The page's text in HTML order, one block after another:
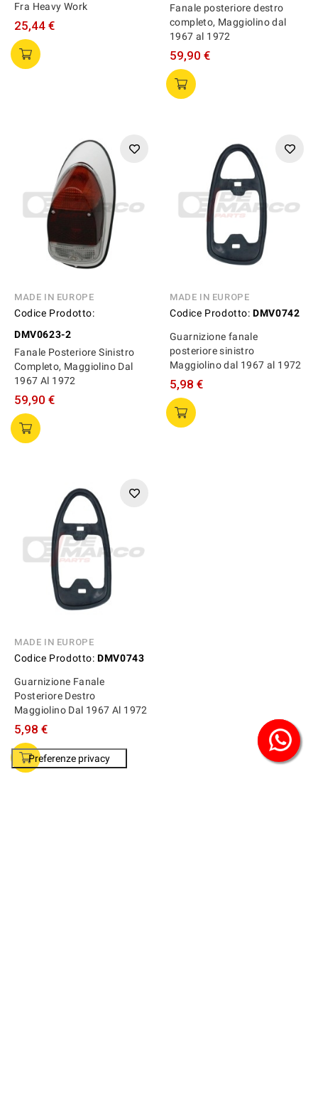
Fra Heavy Work
25,44 €
Fanale posteriore destro
completo, Maggiolino dal
1967 al 1972
59,90 €
MADE IN EUROPE
Codice Prodotto:
DMV0623-2
Fanale Posteriore Sinistro
Completo, Maggiolino Dal
1967 Al 1972
59,90 €
MADE IN EUROPE
Codice Prodotto: DMV0742
Guarnizione fanale
posteriore sinistro
Maggiolino dal 1967 al 1972
5,98 €
MADE IN EUROPE
Codice Prodotto: DMV0743
Guarnizione Fanale
Posteriore Destro
Maggiolino Dal 1967 Al 1972
5,98 €